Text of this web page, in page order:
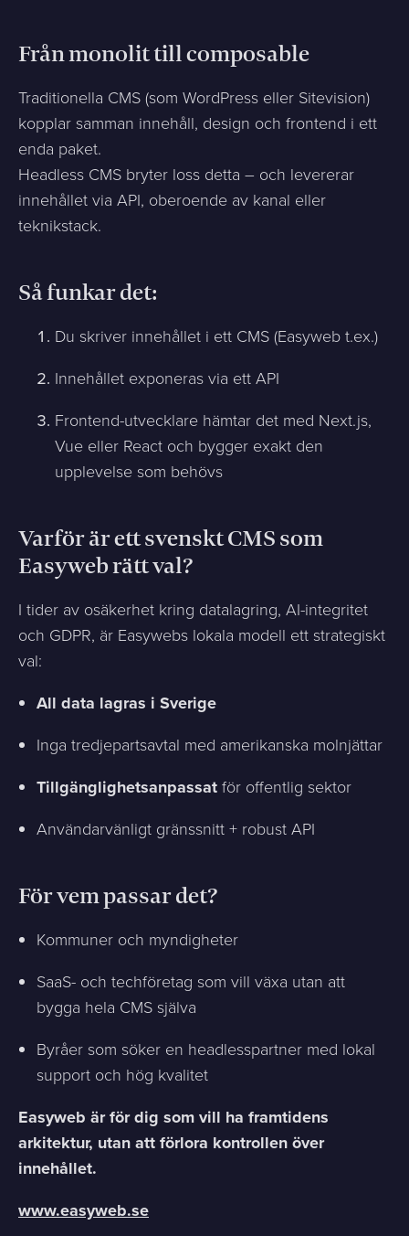
Från monolit till composable
Traditionella CMS (som WordPress eller Sitevision)
kopplar samman innehåll, design och frontend i ett
enda paket.
Headless CMS bryter loss detta – och levererar
innehållet via API, oberoende av kanal eller
teknikstack.
Så funkar det:
Du skriver innehållet i ett CMS (Easyweb t.ex.)
Innehållet exponeras via ett API
Frontend-utvecklare hämtar det med Next.js,
Vue eller React och bygger exakt den
upplevelse som behövs
Varför är ett svenskt CMS som
Easyweb rätt val?
I tider av osäkerhet kring datalagring, AI-integritet
och GDPR, är Easywebs lokala modell ett strategiskt
val:
All data lagras i Sverige
Inga tredjepartsavtal med amerikanska molnjättar
Tillgänglighetsanpassatför offentlig sektor
Användarvänligt gränssnitt + robust API
För vem passar det?
Kommuner och myndigheter
SaaS- och techföretag som vill växa utan att
bygga hela CMS själva
Byråer som söker en headlesspartner med lokal
support och hög kvalitet
Easyweb är för dig som vill ha framtidens
arkitektur, utan att förlora kontrollen över
innehållet.
www.easyweb.se